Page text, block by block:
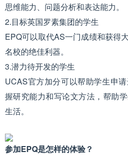
思维能力、问题分析和表达能力。
2.目标英国罗素集团的学生
EPQ可以取代AS一门成绩和获得
名校的绝佳利器。
3.潜力待开发的学生
UCAS官方加分可以帮助学生申
握研究能力和写论文方法，帮助
生活。
参加EPQ是怎样的体验？